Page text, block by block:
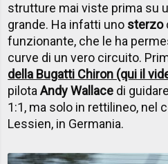
strutture mai viste prima su
grande. Ha infatti uno sterzo
funzionante, che le ha
curve di un vero circuito.
della Bugatti Chiron (qui il
pilotaAndy Wallace di
1:1, ma solo in rettilineo, nel
Lessien, in Germania.